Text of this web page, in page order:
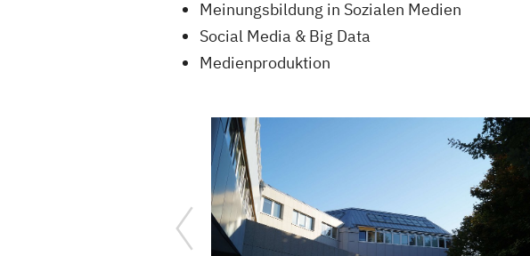
Meinungsbildung in Sozialen Medien
Social Media & Big Data
Medienproduktion